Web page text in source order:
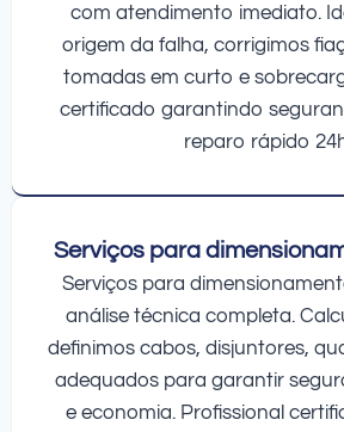
com atendimento imediato.
origem da falha, corrigimos
tomadas em curto e
certificado garantindo
reparo rápido
Serviços para
Serviços para
análise técnica completa.
definimos cabos, disjuntores,
adequados para garantir
e economia. Profissional